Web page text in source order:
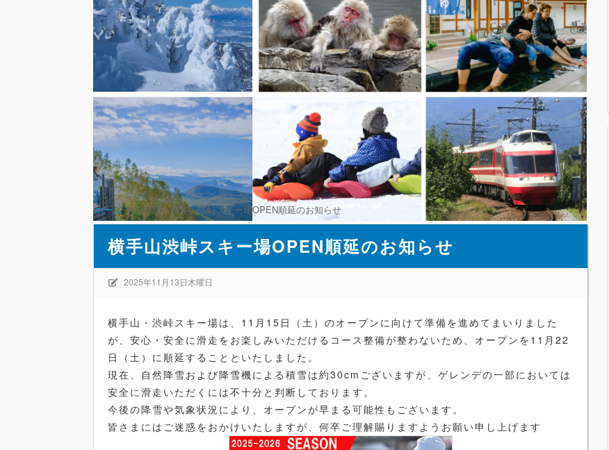
ホーム 未分類 横手山渋峠スキー場OPEN順延のお知らせ
横手山渋峠スキー場OPEN順延のお知らせ
2025年11月13日木曜日
横手山・渋峠スキー場は、11月15日（土）のオープンに向けて準備を進めてまいりました
が、安心・安全に滑走をお楽しみいただけるコース整備が整わないため、オープンを11月22
日（土）に順延することといたしました。
現在、自然降雪および降雪機による積雪は約30cmございますが、ゲレンデの一部においては
安全に滑走いただくには不十分と判断しております。
今後の降雪や気象状況により、オープンが早まる可能性もございます。
皆さまにはご迷惑をおかけいたしますが、何卒ご理解賜りますようお願い申し上げます